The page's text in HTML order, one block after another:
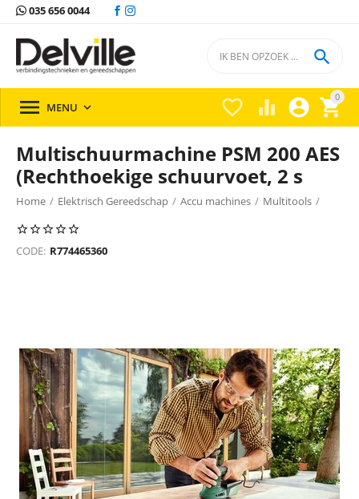
035 656 0044
0


 

 MENU 
Multischuurmachine PSM 200 AES
(Rechthoekige schuurvoet, 2 s
Home / Elektrisch Gereedschap / Accu machines / Multitools /
Multitools Bosch
CODE: R774465360